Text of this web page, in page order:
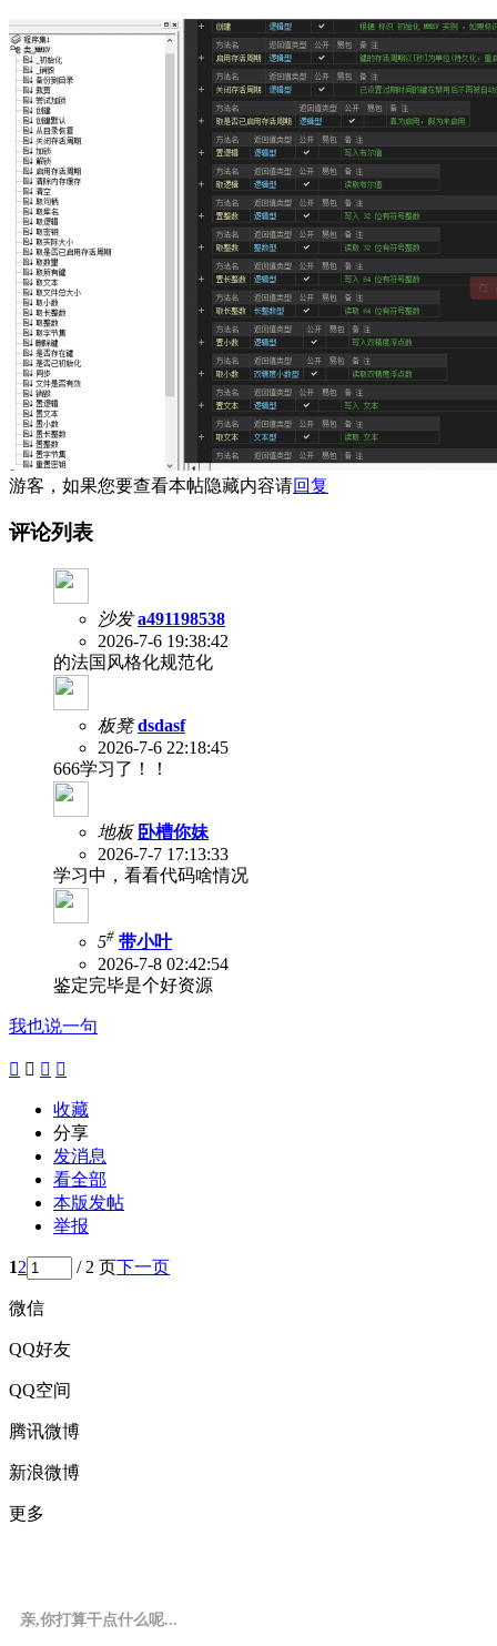
游客，如果您要查看本帖隐藏内容请回复
评论列表
沙发 a491198538
2026-7-6 19:38:42
的法国风格化规范化
板凳 dsdasf
2026-7-6 22:18:45
666学习了！！
地板 卧槽你妹
2026-7-7 17:13:33
学习中，看看代码啥情况
5# 带小叶
2026-7-8 02:42:54
鉴定完毕是个好资源
我也说一句
   
收藏
分享
发消息
看全部
本版发帖
举报
12 / 2 页下一页
微信
QQ好友
QQ空间
腾讯微博
新浪微博
更多
亲,你打算干点什么呢...